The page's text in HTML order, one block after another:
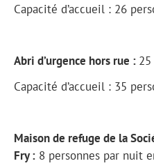
Capacité d’accueil : 26
Abri d’urgence hors rue :
Capacité d’accueil : 35
Maison de refuge de la
Fry : 8 personnes par nuit